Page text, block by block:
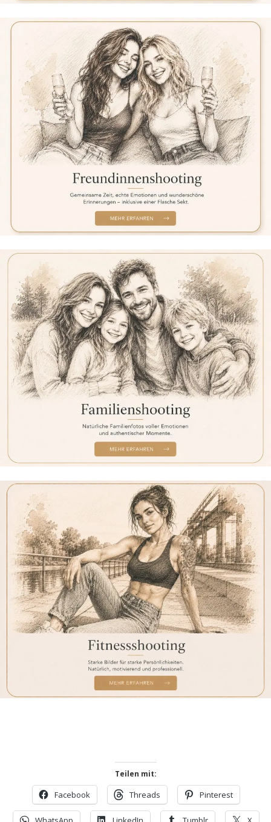
Teilen mit:
Facebook Threads Pinterest